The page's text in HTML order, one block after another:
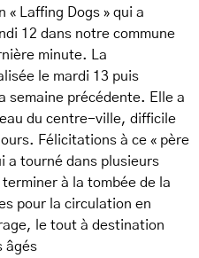
« Laffing Dogs » qui a
12 dans notre commune
minute. La
le mardi 13 puis
semaine précédente. Elle a
du centre-ville, difficile
Félicitations à ce « père
a tourné dans plusieurs
à la tombée de la
pour la circulation en
le tout à destination
âgés